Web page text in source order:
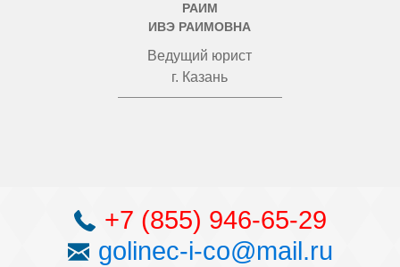
РАИМ
ИВЭ РАИМОВНА
Ведущий юрист
г. Казань
+7 (855) 946-65-29
golinec-i-co@mail.ru